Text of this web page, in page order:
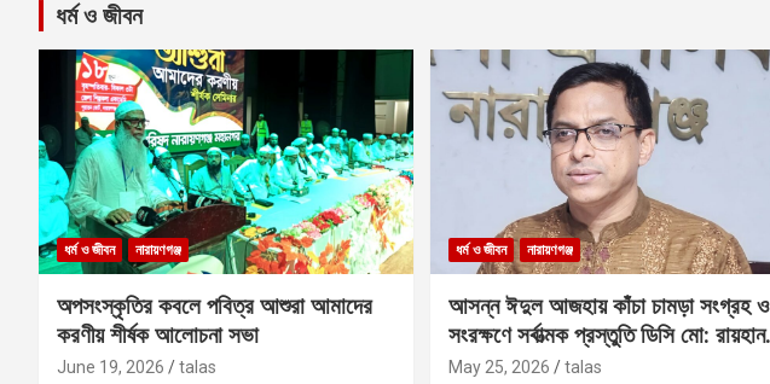
ধর্ম ও জীবন
ধর্ম ও জীবন নারায়ণগঞ্জ
অপসংস্কৃতির কবলে পবিত্র আশুরা আমাদের
করণীয় শীর্ষক আলোচনা সভা
June 19, 2026 talas
ধর্ম ও জীবন নারায়ণগঞ্জ
আসন্ন ঈদুল আজহায় কাঁচা চামড়া সংগ্রহ ও
সংরক্ষণে সর্বাত্মক প্রস্তুতি ডিসি মো: রায়হান
কবির
May 25, 2026 talas